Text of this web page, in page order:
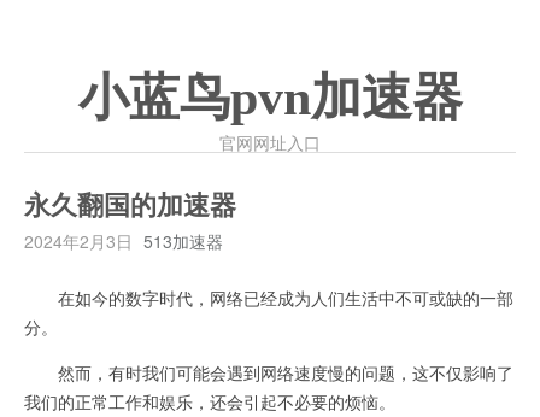
小蓝鸟pvn加速器
官网网址入口
永久翻国的加速器
2024年2月3日 513加速器
在如今的数字时代，网络已经成为人们生活中不可或缺的一部
分。
然而，有时我们可能会遇到网络速度慢的问题，这不仅影响了
我们的正常工作和娱乐，还会引起不必要的烦恼。